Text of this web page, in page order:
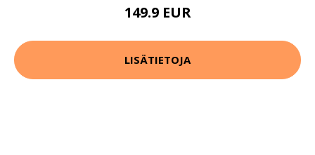
149.9 EUR
LISÄTIETOJA